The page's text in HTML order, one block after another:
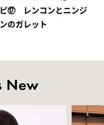
ピ⑰ レンコンとニンジ
ンのガレット